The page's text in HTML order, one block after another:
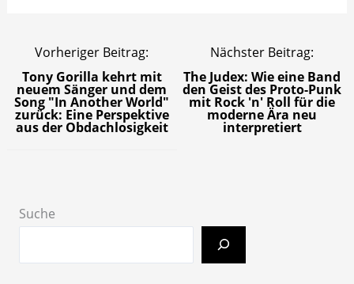
Vorheriger Beitrag:
Tony Gorilla kehrt mit
neuem Sänger und dem
Song "In Another World"
zurück: Eine Perspektive
aus der Obdachlosigkeit
Nächster Beitrag:
The Judex: Wie eine Band
den Geist des Proto-Punk
mit Rock 'n' Roll für die
moderne Ära neu
interpretiert
Suche